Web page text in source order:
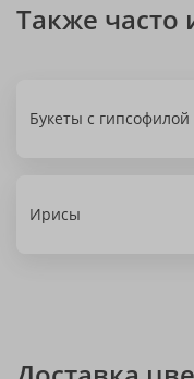
Также часто
Букеты с гипсофилой
Ирисы